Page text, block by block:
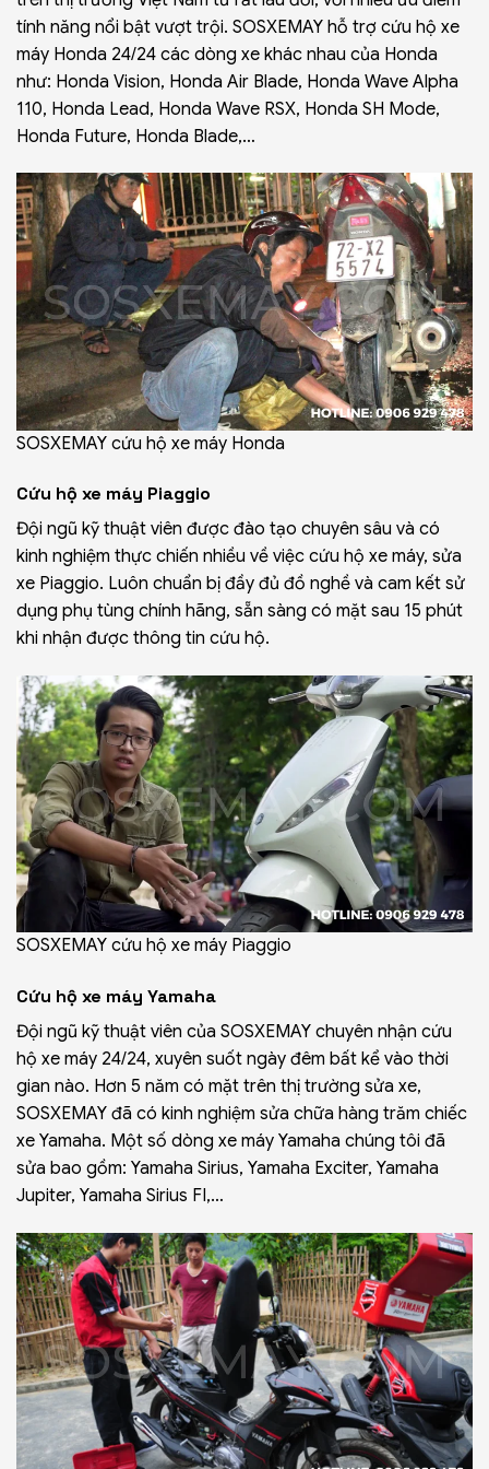
tính năng nổi bật vượt trội. SOSXEMAY hỗ trợ cứu hộ xe
máy Honda 24/24 các dòng xe khác nhau của Honda
như: Honda Vision, Honda Air Blade, Honda Wave Alpha
110, Honda Lead, Honda Wave RSX, Honda SH Mode,
Honda Future, Honda Blade,…
SOSXEMAY cứu hộ xe máy Honda
Cứu hộ xe máy Piaggio
Đội ngũ kỹ thuật viên được đào tạo chuyên sâu và có
kinh nghiệm thực chiến nhiều về việc cứu hộ xe máy, sửa
xe Piaggio. Luôn chuẩn bị đầy đủ đồ nghề và cam kết sử
dụng phụ tùng chính hãng, sẵn sàng có mặt sau 15 phút
khi nhận được thông tin cứu hộ.
SOSXEMAY cứu hộ xe máy Piaggio
Cứu hộ xe máy Yamaha
Đội ngũ kỹ thuật viên của SOSXEMAY chuyên nhận cứu
hộ xe máy 24/24, xuyên suốt ngày đêm bất kể vào thời
gian nào. Hơn 5 năm có mặt trên thị trường sửa xe,
SOSXEMAY đã có kinh nghiệm sửa chữa hàng trăm chiếc
xe Yamaha. Một số dòng xe máy Yamaha chúng tôi đã
sửa bao gồm: Yamaha Sirius, Yamaha Exciter, Yamaha
Jupiter, Yamaha Sirius FI,…